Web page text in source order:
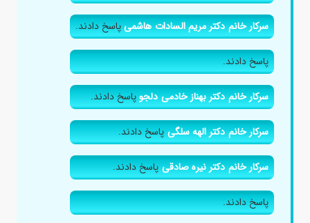
سرکار خانم دکتر مریم السادات هاشمیپاسخ دادند.
پاسخ دادند.
سرکار خانم دکتر بهناز خادمی دلجوپاسخ دادند.
سرکار خانم دکتر الهه سلگیپاسخ دادند.
سرکار خانم دکتر نیره صادقیپاسخ دادند.
پاسخ دادند.